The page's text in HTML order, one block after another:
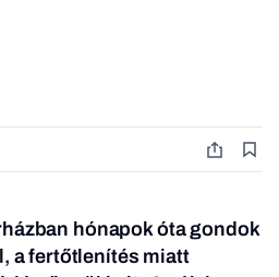
hónapok óta gondok
a fertőtlenítés miatt